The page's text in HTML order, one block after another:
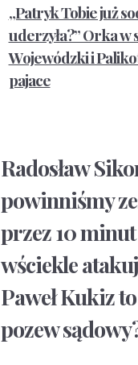
„Patryk Tobie już
uderzyła?” Orka w
Wojewódzki i
pajace
Radosław
powinniśmy
przez 10
wściekle
Paweł Kukiz
pozew